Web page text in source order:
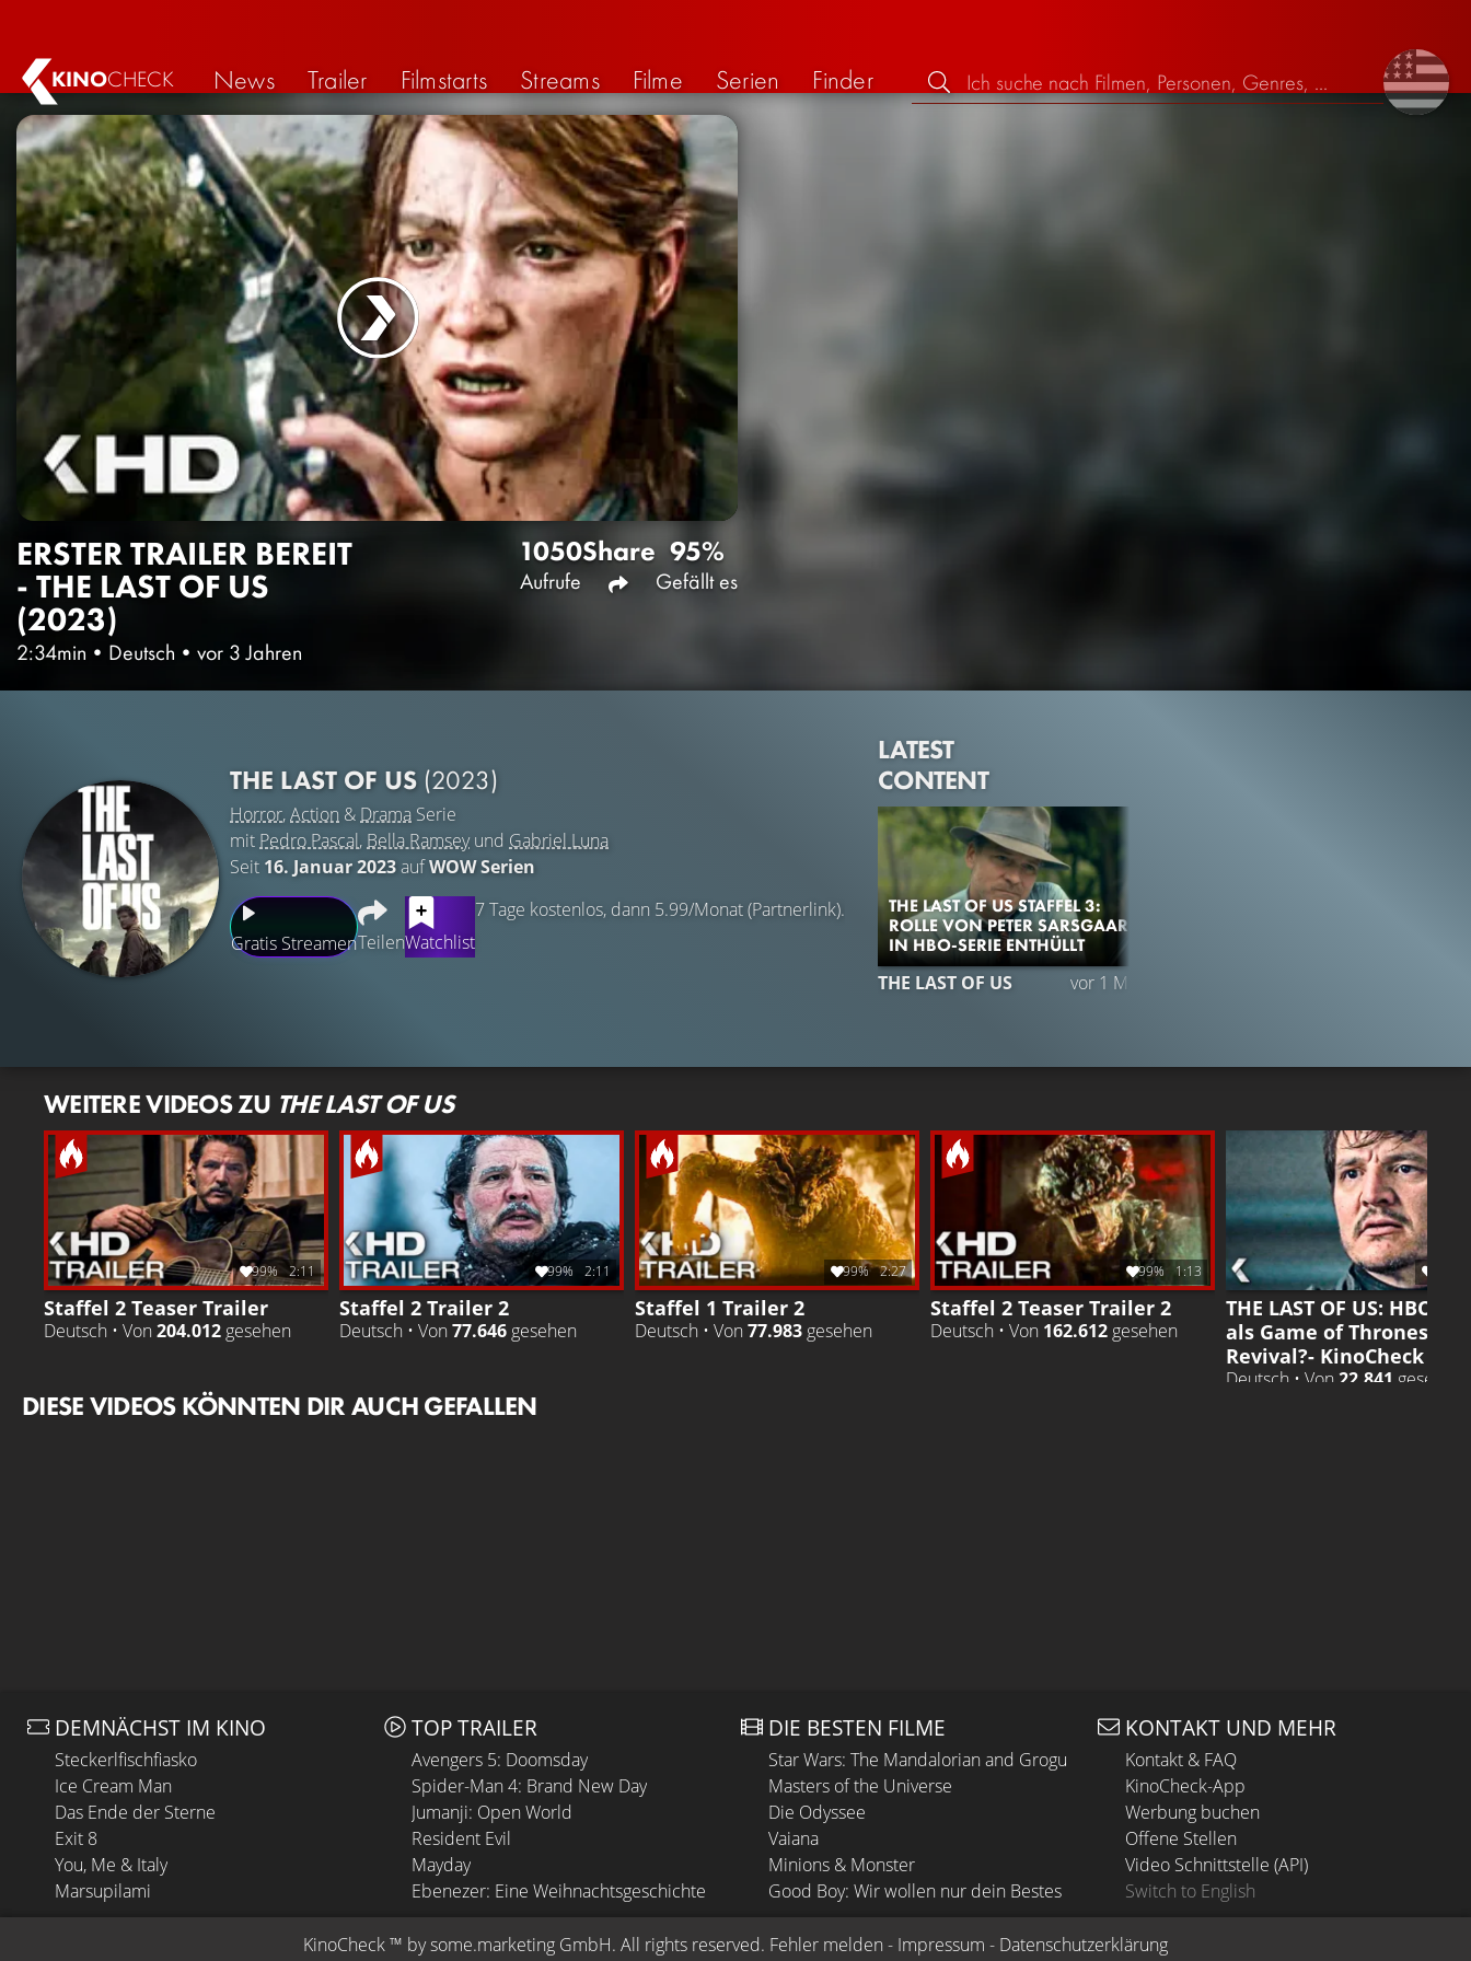
KINOCHECK News Trailer Filmstarts Streams Filme Serien Finder
ERSTER TRAILER BEREIT
- THE LAST OF US
(2023)
2:34min • Deutsch • vor 3 Jahren
1050
Aufrufe
Share 95%
Gefällt es
THE LAST OF US (2023)
Horror,Action & Drama Serie
mit Pedro Pascal, Bella Ramseyund Gabriel Luna
Seit 16. Januar 2023aufWOW Serien
Gratis StreamenTeilenWatchlist
7 Tage kostenlos, dann 5.99/Monat (Partnerlink).
LATEST
CONTENT
THE LAST OF US STAFFEL 3:
ROLLE VON PETER SARSGAARD
IN HBO-SERIE ENTHÜLLT
THE LAST OF US vor 1 Monat
WEITERE VIDEOS ZU THE LAST OF US
99% 2:11
Staffel 2 Teaser Trailer
Deutsch • Von 204.012 gesehen
99% 2:11
Staffel 2 Trailer 2
Deutsch • Von 77.646 gesehen
99% 2:27
Staffel 1 Trailer 2
Deutsch • Von 77.983 gesehen
99% 1:13
Staffel 2 Teaser Trailer 2
Deutsch • Von 162.612 gesehen
THE LAST OF US: HBO
als Game of Thrones
Revival?- KinoCheck
Deutsch • Von 22.841 gesehen
DIESE VIDEOS KÖNNTEN DIR AUCH GEFALLEN
DEMNÄCHST IM KINO
Steckerlfischfiasko
Ice Cream Man
Das Ende der Sterne
Exit 8
You, Me & Italy
Marsupilami
TOP TRAILER
Avengers 5: Doomsday
Spider-Man 4: Brand New Day
Jumanji: Open World
Resident Evil
Mayday
Ebenezer: Eine Weihnachtsgeschichte
DIE BESTEN FILME
Star Wars: The Mandalorian and Grogu
Masters of the Universe
Die Odyssee
Vaiana
Minions & Monster
Good Boy: Wir wollen nur dein Bestes
KONTAKT UND MEHR
Kontakt & FAQ
KinoCheck-App
Werbung buchen
Offene Stellen
Video Schnittstelle (API)
Switch to English
KinoCheck ™ by some.marketing GmbH. All rights reserved. Fehler melden - Impressum - Datenschutzerklärung